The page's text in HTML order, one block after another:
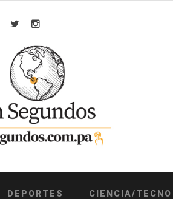
Facebook
TwitterInstagram
DEPORTES CIENCIA/TECNO